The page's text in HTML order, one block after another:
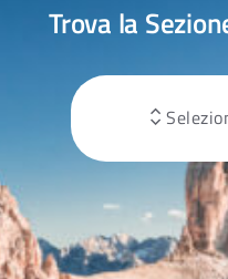
Trova la